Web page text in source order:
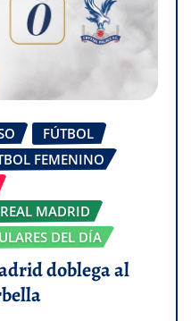
FÚTBOL
FEMENINO
REAL MADRID
DEL DÍA
doblega al